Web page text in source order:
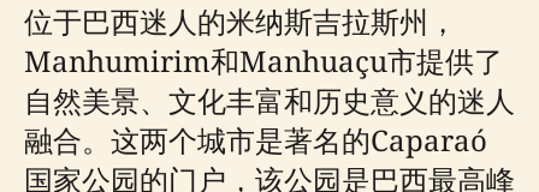
位于巴西迷人的米纳斯吉拉斯州，
Manhumirim和Manhuaçu市提供了
自然美景、文化丰富和历史意义的迷人
融合。这两个城市是著名的Caparaó
国家公园的门户，该公园是巴西最高峰